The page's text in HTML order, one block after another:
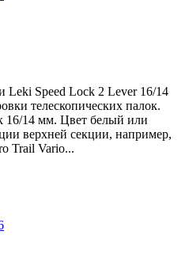
Speed Lock 2 Lever 16/14
телескопических палок.
16/14 мм. Цвет белый или
верхней секции, например,
Trail Vario...